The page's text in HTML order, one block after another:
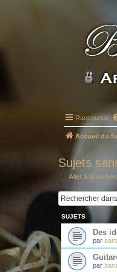
Raccourcis
Accueil du
Sujets
Aller à la
SUJETS
Des
par
par